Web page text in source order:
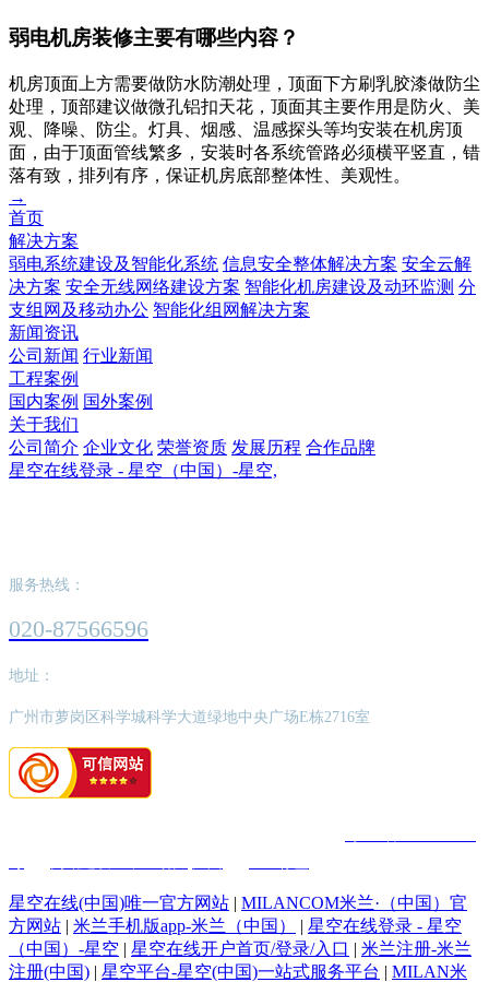
弱电机房装修主要有哪些内容？
机房顶面上方需要做防水防潮处理，顶面下方刷乳胶漆做防尘
处理，顶部建议做微孔铝扣天花，顶面其主要作用是防火、美
观、降噪、防尘。灯具、烟感、温感探头等均安装在机房顶
面，由于顶面管线繁多，安装时各系统管路必须横平竖直，错
落有致，排列有序，保证机房底部整体性、美观性。
→
首页
解决方案
弱电系统建设及智能化系统 信息安全整体解决方案 安全云解
决方案 安全无线网络建设方案 智能化机房建设及动环监测 分
支组网及移动办公 智能化组网解决方案
新闻资讯
公司新闻 行业新闻
工程案例
国内案例 国外案例
关于我们
公司简介 企业文化 荣誉资质 发展历程 合作品牌
星空在线登录 - 星空（中国）-星空,
服务热线：
020-87566596
地址：
广州市萝岗区科学城科学大道绿地中央广场E栋2716室
星空在线(中国)唯一官方网站 | MILANCOM米兰·（中国）官
方网站 | 米兰手机版app-米兰（中国） | 星空在线登录 - 星空
（中国）-星空 | 星空在线开户首页/登录/入口 | 米兰注册-米兰
注册(中国) | 星空平台-星空(中国)一站式服务平台 | MILAN米